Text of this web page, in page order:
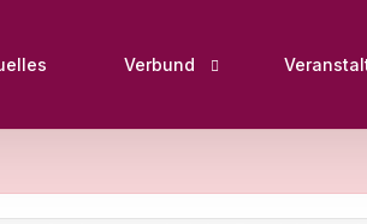
Verbund